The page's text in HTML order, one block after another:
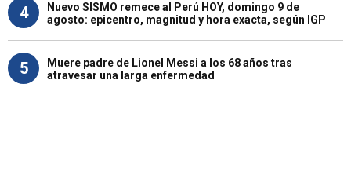
4
Nuevo SISMO remece al Perú HOY, domingo 9 de
agosto: epicentro, magnitud y hora exacta, según IGP
5
Muere padre de Lionel Messi a los 68 años tras
atravesar una larga enfermedad